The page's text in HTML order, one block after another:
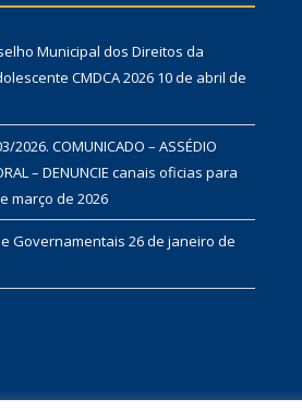
Municipal dos Direitos da
CMDCA 2026 10 de abril de
2026. COMUNICADO – ASSÉDIO
– DENUNCIE canais oficias para
março de 2026
Governamentais 26 de janeiro de